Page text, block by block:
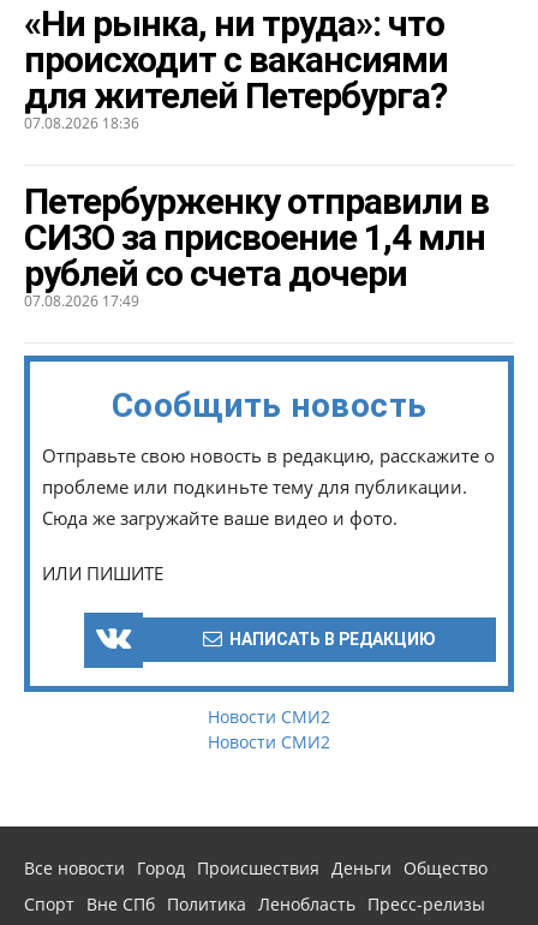
«Ни рынка, ни труда»: что
происходит с вакансиями
для жителей Петербурга?
07.08.2026 18:36
Петербурженку отправили в
СИЗО за присвоение 1,4 млн
рублей со счета дочери
07.08.2026 17:49
Сообщить новость
Отправьте свою новость в редакцию, расскажите о
проблеме или подкиньте тему для публикации.
Сюда же загружайте ваше видео и фото.
ИЛИ ПИШИТЕ
НАПИСАТЬ В РЕДАКЦИЮ
Новости СМИ2
Новости СМИ2
Все новости Город Происшествия Деньги
Общество
Спорт Вне СПб Политика Ленобласть Пресс-релизы